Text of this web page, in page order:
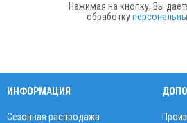
Нажимая на кнопку, Вы
обработку
ИНФОРМАЦИЯ
Сезонная распродажа